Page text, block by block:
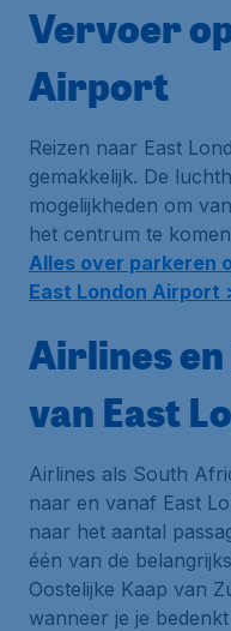
Vervoer
Airport
Reizen naar East
gemakkelijk. De
mogelijkheden om
het centrum te
Alles over parkeren
East London Airport
Airlines
van East
Airlines als South
naar en vanaf East
naar het aantal
één van de
Oostelijke Kaap van
wanneer je je